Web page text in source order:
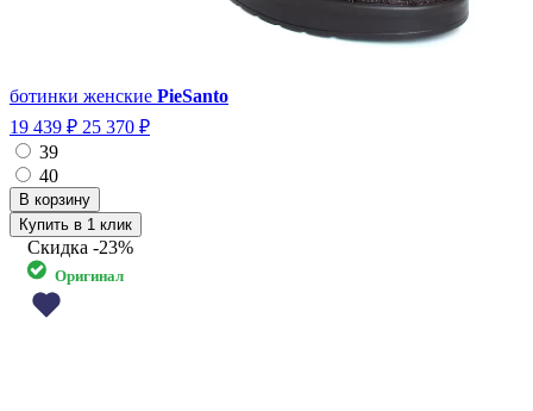
ботинки женские PieSanto
19 439 ₽ 25 370 ₽
39
40
Купить в 1 клик
Скидка -23%
Оригинал